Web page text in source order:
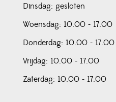
Dinsdag: gesloten
Woensdag: 10.00 - 17.00
Donderdag: 10.00 - 17.00
Vrijdag: 10.00 - 17.00
Zaterdag: 10.00 - 17.00